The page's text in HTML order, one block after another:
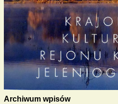
Archiwum wpisów